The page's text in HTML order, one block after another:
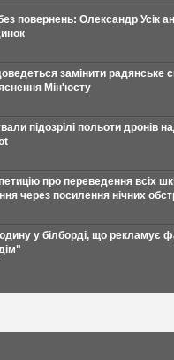
повернень: Олександр Усік
замінити радянське
Мін'юсту
підозрілі польоти дронів
про переведення всіх
через посилення нічних
у білборді, що рекламує